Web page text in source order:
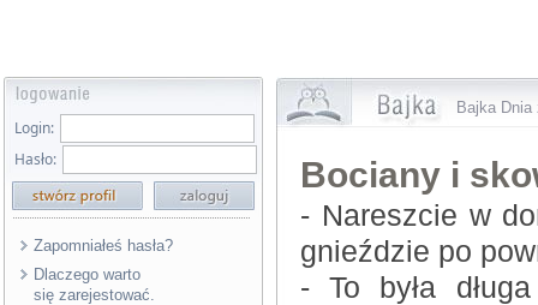
Login:
Hasło:
Zapomniałeś hasła?
Dlaczego warto
się zarejestować.
Bajka Dnia
Bociany i
- Nareszcie w
gnieździe po
- To była